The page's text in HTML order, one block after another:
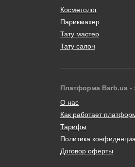
Косметолог
Парикмахер
Тату мастер
Тату салон
Платформа Barb.ua -
О нас
Как работает
Тарифы
Политика
Договор оферты